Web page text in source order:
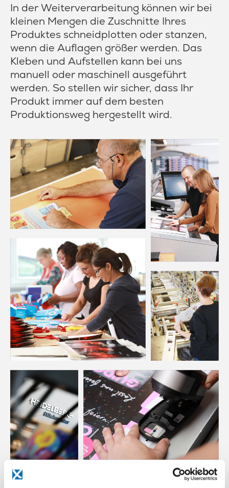
In der Weiterverarbeitung können wir bei
kleinen Mengen die Zuschnitte Ihres
Produktes schneidplotten oder stanzen,
wenn die Auflagen größer werden. Das
Kleben und Aufstellen kann bei uns
manuell oder maschinell ausgeführt
werden. So stellen wir sicher, dass Ihr
Produkt immer auf dem besten
Produktionsweg hergestellt wird.